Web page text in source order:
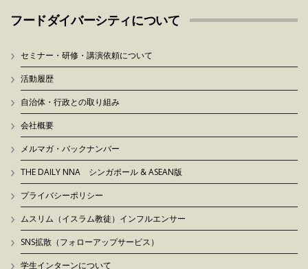
フードダイバーシティについて
セミナー・研修・講演依頼について
活動履歴
自治体・行政との取り組み
会社概要
メルマガ・バックナンバー
THE DAILY NNA シンガポール & ASEAN版
プライバシーポリシー
ムスリム（イスラム教徒）インフルエンサー
SNS拡散（フォローアップサービス）
学生インターンについて